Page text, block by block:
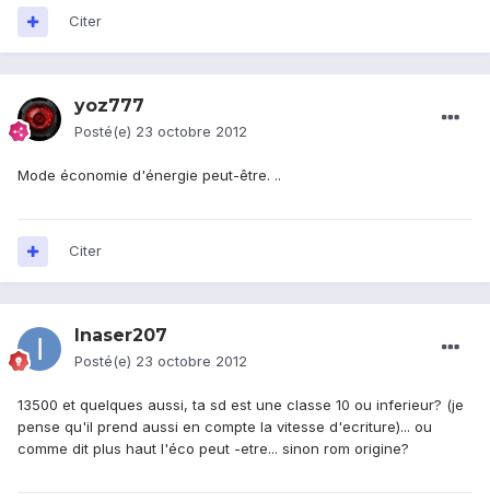
Citer
yoz777
Posté(e) 23 octobre 2012
Mode économie d'énergie peut-être. ..
Citer
Inaser207
Posté(e) 23 octobre 2012
13500 et quelques aussi, ta sd est une classe 10 ou inferieur? (je
pense qu'il prend aussi en compte la vitesse d'ecriture)... ou
comme dit plus haut l'éco peut -etre... sinon rom origine?